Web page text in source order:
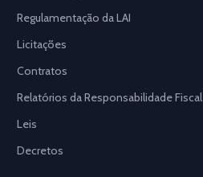
Regulamentação da LAI
Licitações
Contratos
Relatórios da Responsabilidade Fiscal
Leis
Decretos